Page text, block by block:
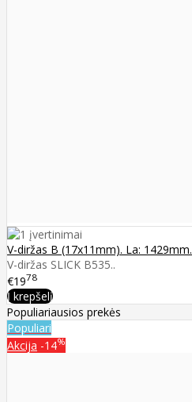
V-diržas B (17x11mm). La: 1429mm.
V-diržas SLICK B535..
€1978
Į krepšelį
Populiariausios prekės
Populiari
Akcija -14%